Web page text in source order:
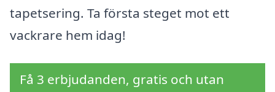
tapetsering. Ta första steget mot ett
vackrare hem idag!
Få 3 erbjudanden, gratis och utan